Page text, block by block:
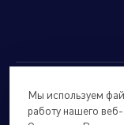
© 2026Forte Holding.
Политика обработки
Мы используем
работу нашего